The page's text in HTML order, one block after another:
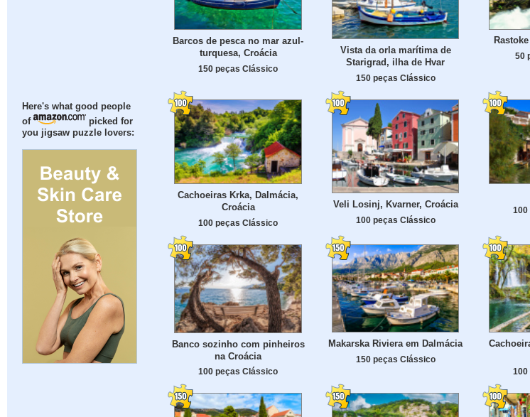
Here's what good people
of
picked for
you jigsaw puzzle lovers:
Barcos de pesca no mar azul-
turquesa, Croácia
150 peças Clássico
Vista da orla marítima de
Starigrad, ilha de Hvar
150 peças Clássico
50
Cachoeiras Krka, Dalmácia,
Croácia
100 peças Clássico
Veli Losinj, Kvarner, Croácia
100 peças Clássico
100
Banco sozinho com pinheiros
na Croácia
100 peças Clássico
Makarska Riviera em Dalmácia
150 peças Clássico
100